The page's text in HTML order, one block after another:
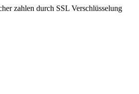
zahlen durch SSL Verschlüsselung